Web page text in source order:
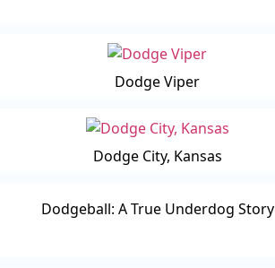
Dodge Viper
Dodge City, Kansas
Dodgeball: A True Underdog Story